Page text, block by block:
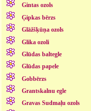
Gintas ozols
Ģipkas bērzs
Glāžšķūņa ozols
Glika ozoli
Glūdas baltegle
Glūdas papele
Gobbērzs
Grantskalnu egle
Gravas Sudmaļu ozols